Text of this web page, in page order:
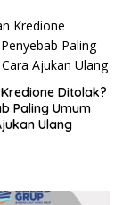
Ditolak?
Paling Umum
Ulang